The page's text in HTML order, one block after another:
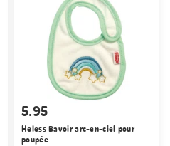
5.95
Heless Bavoir arc-en-ciel pour
poupée